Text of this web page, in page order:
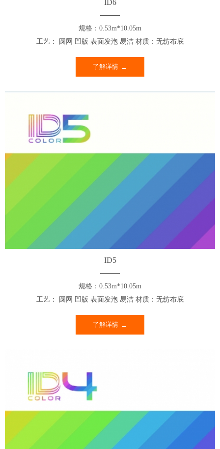
ID6
规格：0.53m*10.05m
工艺： 圆网 凹版 表面发泡 易洁 材质：无纺布底
了解详情
ID5
规格：0.53m*10.05m
工艺： 圆网 凹版 表面发泡 易洁 材质：无纺布底
了解详情